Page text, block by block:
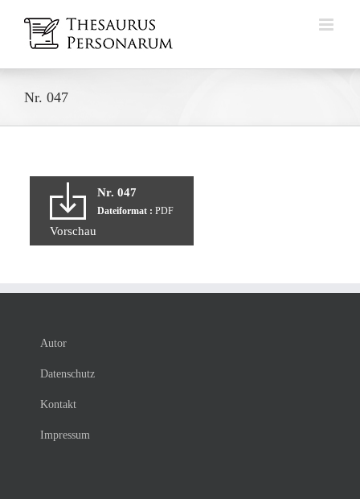
Inhalt
springen
Nr. 047
Nr. 047
Dateiformat : PDF
Vorschau
Autor
Datenschutz
Kontakt
Impressum